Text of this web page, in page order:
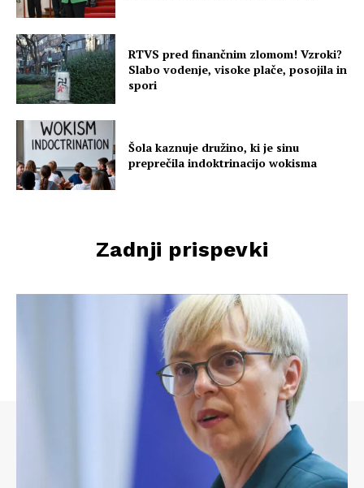
RTVS pred finančnim zlomom! Vzroki?
Slabo vodenje, visoke plače, posojila in
spori
Šola kaznuje družino, ki je sinu
preprečila indoktrinacijo wokisma
Zadnji prispevki